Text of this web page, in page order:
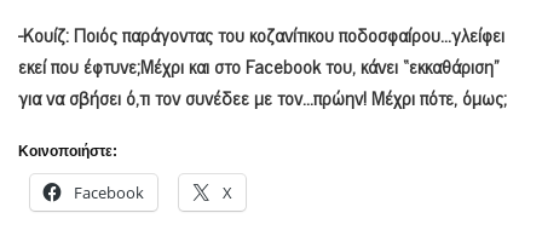
-Κουίζ: Ποιός παράγοντας του κοζανίτικου ποδοσφαίρου…γλείφει
εκεί που έφτυνε;Μέχρι και στοFacebookτου, κάνει “εκκαθάριση”
για να σβήσει ό,τι τον συνέδεε με τον…πρώην! Μέχρι πότε, όμως;
Κοινοποιήστε:
Facebook X